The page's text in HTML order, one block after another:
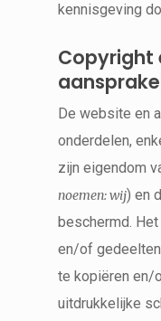
kennisgeving
Copyright
De website en
onderdelen,
zijn eigendom
noemen: wij) en
beschermd.
en/of gedeelten
te kopiëren en/
uitdrukkelijke